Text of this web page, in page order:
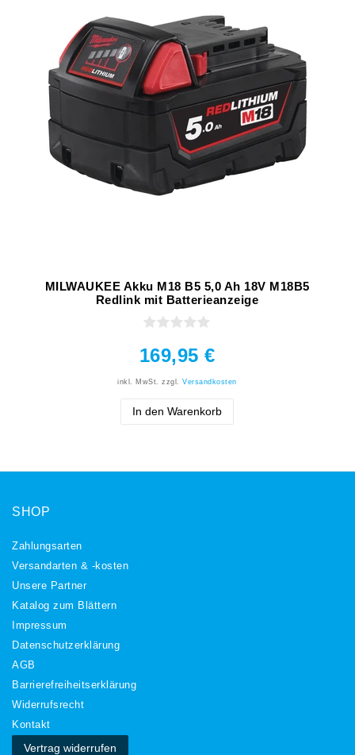
MILWAUKEE Akku M18 B5 5,0 Ah 18V M18B5
Redlink mit Batterieanzeige
169,95 €
inkl. MwSt. zzgl.Versandkosten
In den Warenkorb
SHOP
Zahlungsarten
Versandarten & -kosten
Unsere Partner
Katalog zum Blättern
Impressum
Daten­schutz­erklärung
AGB
Barrierefreiheitserklärung
Widerrufs­recht
Kontakt
Vertrag widerrufen